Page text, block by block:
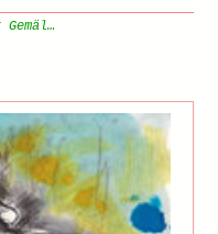
Mehr Gemälde Seite 1